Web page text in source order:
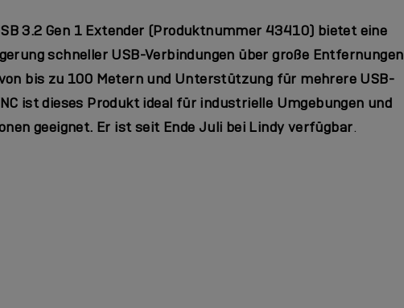
3.2 Gen 1 Extender (Produktnummer 43410) bietet eine
schneller USB-Verbindungen über große Entfernungen
bis zu 100 Metern und Unterstützung für mehrere USB-
ist dieses Produkt ideal für industrielle Umgebungen und
geeignet. Er ist seit Ende Juli bei Lindy verfügbar.